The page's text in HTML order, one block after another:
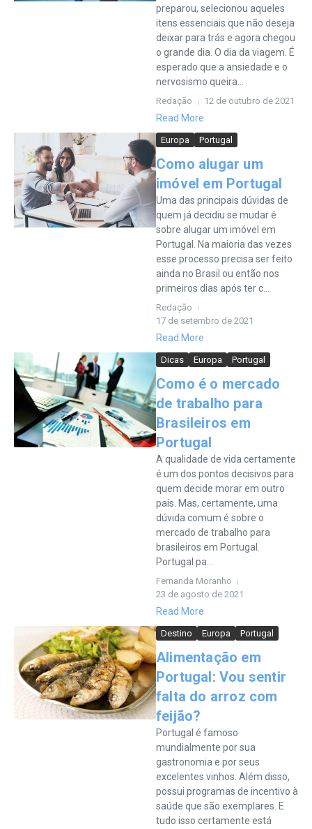
preparou, selecionou aqueles
itens essenciais que não deseja
deixar para trás e agora chegou
o grande dia. O dia da viagem. É
esperado que a ansiedade e o
nervosismo queira...
Redação 12 de outubro de 2021
Read More
Europa Portugal
Como alugar um
imóvel em Portugal
Uma das principais dúvidas de
quem já decidiu se mudar é
sobre alugar um imóvel em
Portugal. Na maioria das vezes
esse processo precisa ser feito
ainda no Brasil ou então nos
primeiros dias após ter c...
Redação
17 de setembro de 2021
Read More
Dicas Europa Portugal
Como é o mercado
de trabalho para
Brasileiros em
Portugal
A qualidade de vida certamente
é um dos pontos decisivos para
quem decide morar em outro
país. Mas, certamente, uma
dúvida comum é sobre o
mercado de trabalho para
brasileiros em Portugal.
Portugal pa...
Fernanda Moranho
23 de agosto de 2021
Read More
Destino Europa Portugal
Alimentação em
Portugal: Vou sentir
falta do arroz com
feijão?
Portugal é famoso
mundialmente por sua
gastronomia e por seus
excelentes vinhos. Além disso,
possui programas de incentivo à
saúde que são exemplares. E
tudo isso certamente está